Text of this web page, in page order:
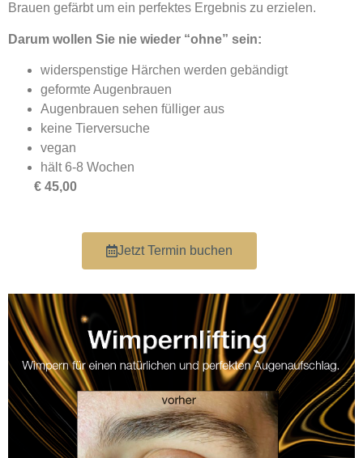
Brauen gefärbt um ein perfektes Ergebnis zu erzielen.
Darum wollen Sie nie wieder “ohne” sein:
widerspenstige Härchen werden gebändigt
geformte Augenbrauen
Augenbrauen sehen fülliger aus
keine Tierversuche
vegan
hält 6-8 Wochen
€ 45,00
Jetzt Termin buchen